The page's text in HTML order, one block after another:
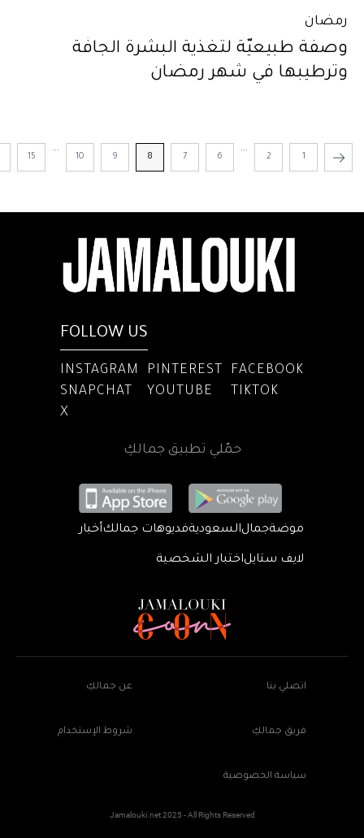
رمضان
وصفة طبيعيّة لتغذية البشرة الجافّة
وترطيبها في شهر رمضان
1
2
...
6
7
8
9
10
...
15
FOLLOW US
INSTAGRAM PINTEREST
FACEBOOK
SNAPCHAT
YOUTUBE
TIKTOK
X
حمّلي تطبيق جمالكِ
موضةجمالالسعوديةفديوهات جمالكأخبار
لايف ستايلاختبار الشخصية
اتصلي بنا عن جمالكِ
فريق جمالكِ شروط الإستخدام
سياسة الخصوصية
Jamalouki.net 2025 - All Rights Reserved